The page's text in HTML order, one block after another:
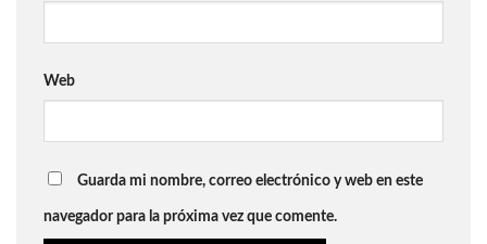
Web
Guarda mi nombre, correo electrónico y web en este
navegador para la próxima vez que comente.